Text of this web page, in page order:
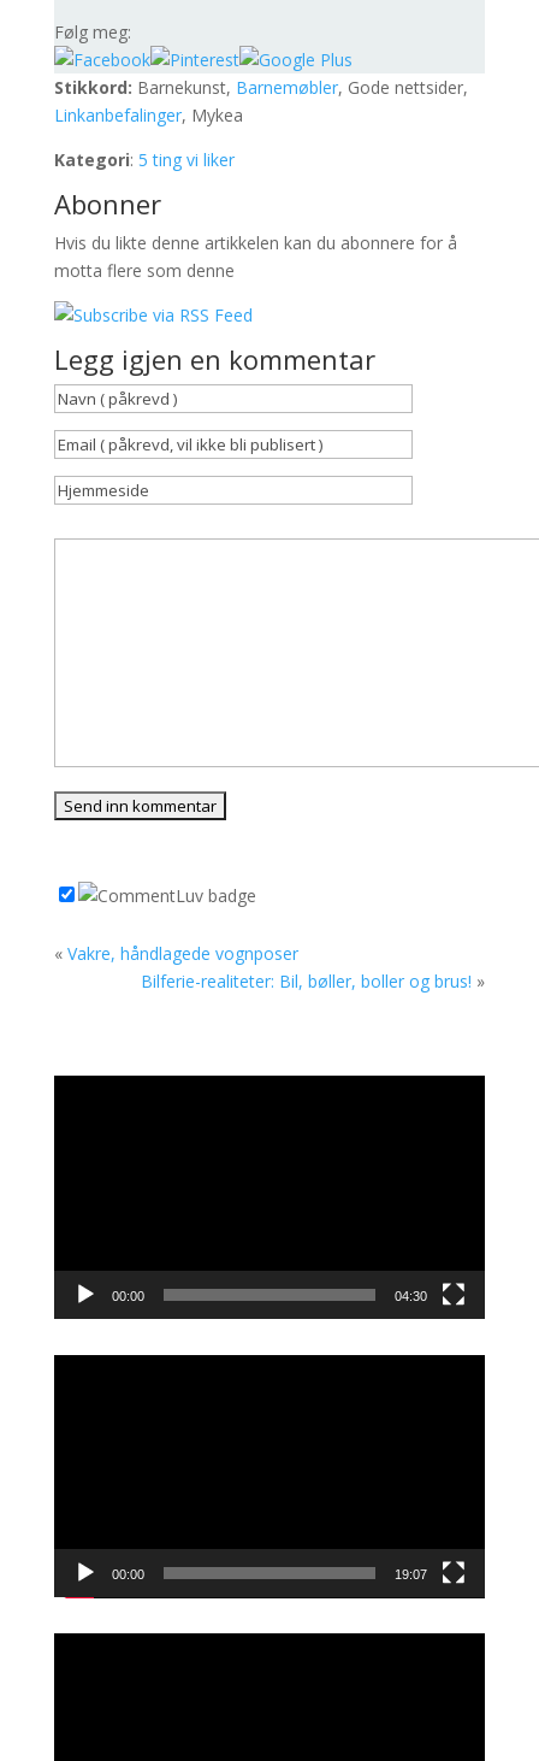
Følg meg:
Stikkord: Barnekunst, Barnemøbler, Gode nettsider,
Linkanbefalinger, Mykea
Kategori: 5 ting vi liker
Abonner
Hvis du likte denne artikkelen kan du abonnere for å
motta flere som denne
Legg igjen en kommentar
« Vakre, håndlagede vognposer
Bilferie-realiteter: Bil, bøller, boller og brus! »
00:00 04:30
00:00 19:07